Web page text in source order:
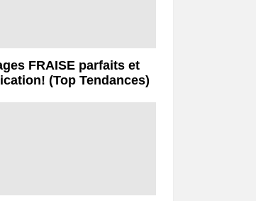
​​FRAISE parfaits et
(Top Tendances)